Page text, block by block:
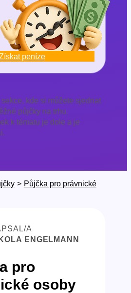
Získat peníze
kde si můžete sjednat
půjčky na trhu.
k tématu je dole a je
> Půjčka pro právnické
A
ENGELMANN
pro
osoby